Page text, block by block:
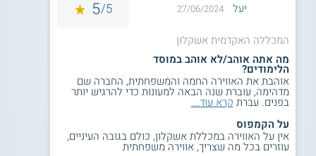
יעל 27/06/2024
5/
5
המכללה האקדמית אשקלון
מה אתה אוהב/לא אוהב במוסד
הלימודים?
אוהבת את האווירה החמה והמשפחתית, החברה שם
מדהימה, עוברת שנה הבאה למעונות כדי להרגיש יותר
בפנים. עברת קרא עוד...
על הקמפוס
אין על האווירה במכללת אשקלון, כולם בגובה העיניים,
עוזרים בכל מה שצריך, אווירה משפחתית